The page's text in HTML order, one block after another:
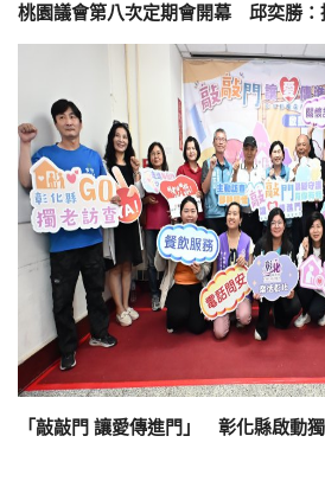
桃園議會第八次定期會開幕 邱奕勝：
「敲敲門 讓愛傳進門」 彰化縣啟動